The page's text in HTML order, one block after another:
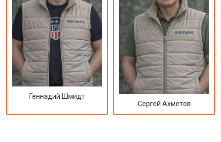
Геннадий Шмидт
Сергей Ахметов